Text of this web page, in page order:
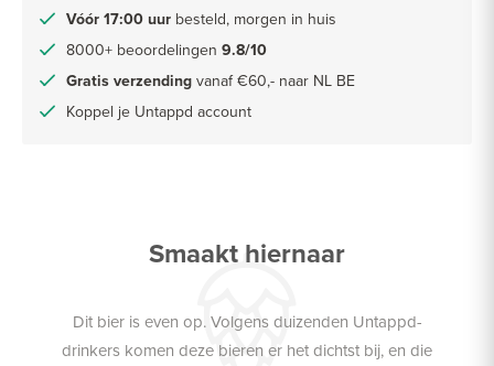
Vóór 17:00 uur besteld, morgen in huis
8000+ beoordelingen 9.8/10
Gratis verzending vanaf €60,- naar NL BE
Koppel je Untappd account
Smaakt hiernaar
Dit bier is even op. Volgens duizenden Untappd-
drinkers komen deze bieren er het dichtst bij, en die